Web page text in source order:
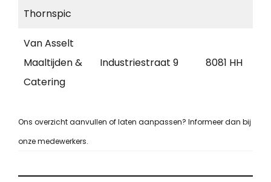
Thornspic
Van Asselt
Maaltijden &
Catering
Industriestraat 9 8081 HH
Ons overzicht aanvullen of laten aanpassen? Informeer dan bij
onze medewerkers.